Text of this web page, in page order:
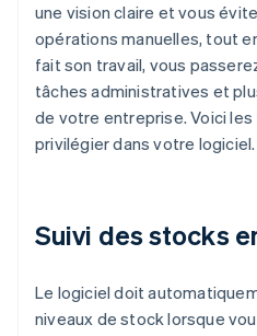
une vision claire et vous
opérations manuelles, tout
fait son travail, vous
tâches administratives et
de votre entreprise. Voici
privilégier dans votre logiciel.
Suivi des stocks
Le logiciel doit
niveaux de stock lorsque